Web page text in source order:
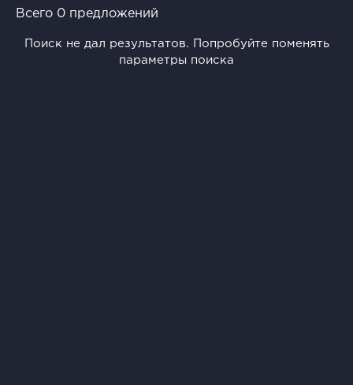
Всего 0 предложений
Поиск не дал результатов. Попробуйте поменять
параметры поиска